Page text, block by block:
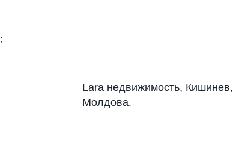
;
Lara недвижимость, Кишинев,
Молдова.